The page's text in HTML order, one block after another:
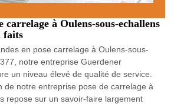
carrelage à Oulens-sous-echallens
faits
en pose carrelage à Oulens-sous-
notre entreprise Guerdener
un niveau élevé de qualité de service.
de notre entreprise pose de carrelage à
repose sur un savoir-faire largement